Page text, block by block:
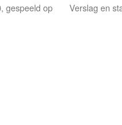
gespeeld op
Verslag en